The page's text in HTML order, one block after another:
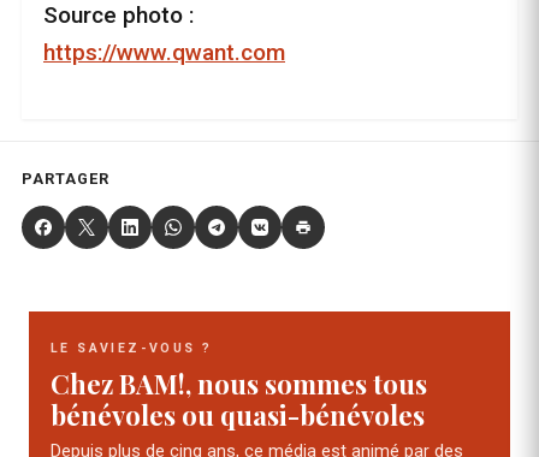
Source photo :
https://www.qwant.com
PARTAGER
LE SAVIEZ-VOUS ?
Chez BAM!, nous sommes tous
bénévoles ou quasi-bénévoles
Depuis plus de cinq ans, ce média est animé par des